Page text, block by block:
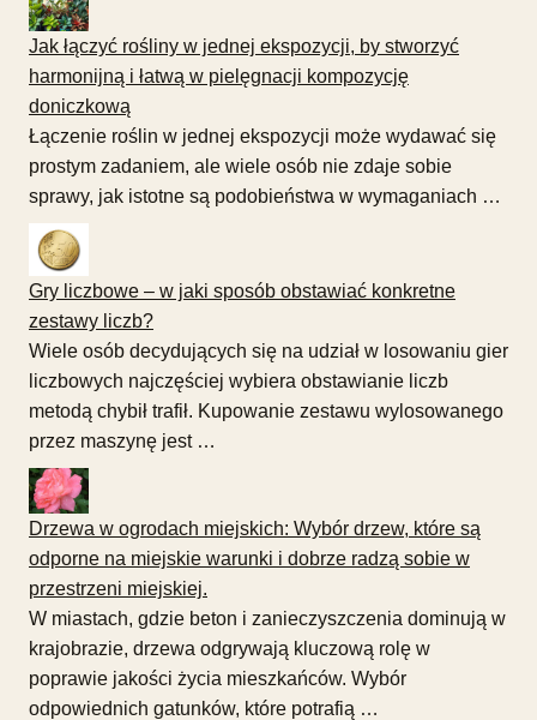
Jak łączyć rośliny w jednej ekspozycji, by stworzyć
harmonijną i łatwą w pielęgnacji kompozycję
doniczkową
Łączenie roślin w jednej ekspozycji może wydawać się
prostym zadaniem, ale wiele osób nie zdaje sobie
sprawy, jak istotne są podobieństwa w wymaganiach …
Gry liczbowe – w jaki sposób obstawiać konkretne
zestawy liczb?
Wiele osób decydujących się na udział w losowaniu gier
liczbowych najczęściej wybiera obstawianie liczb
metodą chybił trafił. Kupowanie zestawu wylosowanego
przez maszynę jest …
Drzewa w ogrodach miejskich: Wybór drzew, które są
odporne na miejskie warunki i dobrze radzą sobie w
przestrzeni miejskiej.
W miastach, gdzie beton i zanieczyszczenia dominują w
krajobrazie, drzewa odgrywają kluczową rolę w
poprawie jakości życia mieszkańców. Wybór
odpowiednich gatunków, które potrafią …